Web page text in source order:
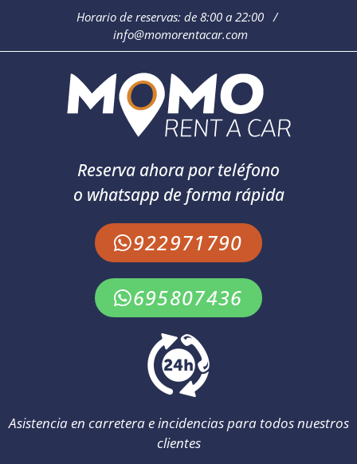
Horario de reservas: de 8:00 a 22:00 /
info@momorentacar.com
Reserva ahora por teléfono
o whatsapp de forma rápida
922971790
695807436
Asistencia en carretera e incidencias para todos nuestros
clientes